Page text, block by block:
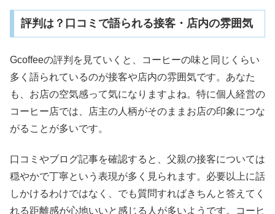
評判は？口コミで語られる接客・店内の雰囲気
Gcoffeeの評判を見ていくと、コーヒーの味と同じくらい
多く語られているのが接客や店内の雰囲気です。あなた
も、お店の空気感って気になりますよね。特に個人経営の
コーヒー店では、店主の人柄がそのままお店の印象につな
がることが多いです。
口コミやブログ記事を確認すると、父親の接客については
穏やかで丁寧という表現が多く見られます。必要以上に話
しかけるわけではなく、でも質問すればきちんと答えてく
れる距離感が心地いいと感じる人が多いようです。コーヒ